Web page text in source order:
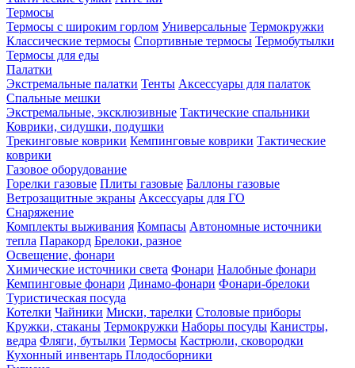
Термосы
Термосы с широким горлом Универсальные Термокружки
Классические термосы Спортивные термосы Термобутылки
Термосы для еды
Палатки
Экстремальные палатки Тенты Аксессуары для палаток
Спальные мешки
Экстремальные, эксклюзивные Тактические спальники
Коврики, сидушки, подушки
Трекинговые коврики Кемпинговые коврики Тактические
коврики
Газовое оборудование
Горелки газовые Плиты газовые Баллоны газовые
Ветрозащитные экраны Аксессуары для ГО
Снаряжение
Комплекты выживания Компасы Автономные источники
тепла Паракорд Брелоки, разное
Освещение, фонари
Химические источники света Фонари Налобные фонари
Кемпинговые фонари Динамо-фонари Фонари-брелоки
Туристическая посуда
Котелки Чайники Миски, тарелки Столовые приборы
Кружки, стаканы Термокружки Наборы посуды Канистры,
ведра Фляги, бутылки Термосы Кастрюли, сковородки
Кухонный инвентарь Плодосборники